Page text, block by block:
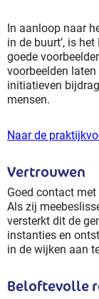
In aanloop naar
in de buurt’, is
goede
voorbeelden
initiatieven
mensen.
Naar de
Vertrouwen
Goed contact
Als zij
versterkt dit de
instanties en
in de wijken aan
Beloftevolle